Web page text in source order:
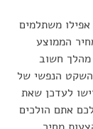
אפילו משתלמים
הממוצע
מהלך חשוב
הנפשי של
לעדכן שאת
אתם הולכים